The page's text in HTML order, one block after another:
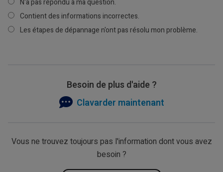
N'a pas répondu à ma question.
Contient des informations incorrectes.
Les étapes de dépannage n'ont pas résolu mon problème.
Besoin de plus d'aide ?
Clavarder maintenant
Vous ne trouvez toujours pas l'information dont vous avez
besoin ?